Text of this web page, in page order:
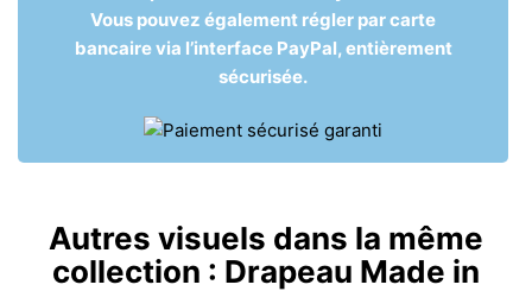
Vous pouvez également régler par carte
bancaire via l’interface PayPal, entièrement
sécurisée.
Autres visuels dans la même
collection : Drapeau Made in